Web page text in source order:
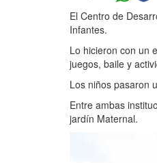
El Centro de
Infantes.
Lo hicieron con un
juegos, baile y
Los niños pasaron
Entre ambas
jardín Maternal.